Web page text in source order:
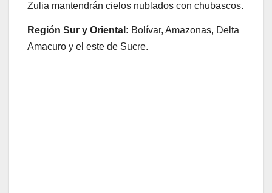
Zulia mantendrán cielos nublados con chubascos.
Región Sur y Oriental: Bolívar, Amazonas, Delta
Amacuro y el este de Sucre.